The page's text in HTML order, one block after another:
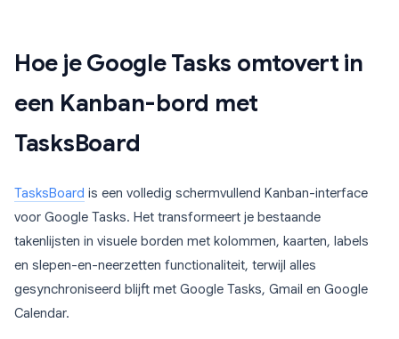
Hoe je Google Tasks omtovert in
een Kanban-bord met
TasksBoard
TasksBoard is een volledig schermvullend Kanban-interface
voor Google Tasks. Het transformeert je bestaande
takenlijsten in visuele borden met kolommen, kaarten, labels
en slepen-en-neerzetten functionaliteit, terwijl alles
gesynchroniseerd blijft met Google Tasks, Gmail en Google
Calendar.